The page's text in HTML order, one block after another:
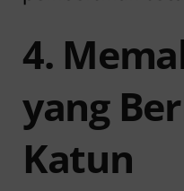
4.
yang
Katun